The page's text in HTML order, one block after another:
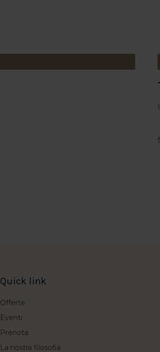
Quick link
Offerte
Eventi
Prenota
La nostra filosofia